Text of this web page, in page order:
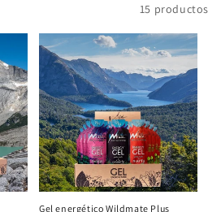
15 productos
Gel energético Wildmate Plus